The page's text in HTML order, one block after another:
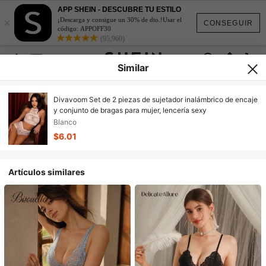
CONSEGUIR
×
APP SHEIN - DESCUBRE TU ESTILO
¡Descarga y consigue un 30% de dto.!Usar el
código: APPOFF30
(95,960)
Similar
Divavoom Set de 2 piezas de sujetador inalámbrico de encaje
y conjunto de bragas para mujer, lencería sexy
Blanco
$6.01
Artículos similares